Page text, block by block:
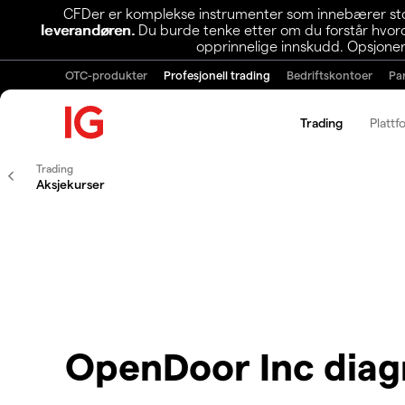
CFDer er komplekse instrumenter som innebærer
leverandøren.Du burde tenke etter om du forstår
opprinnelige innskudd.
OTC-produkter Profesjonell trading Bedriftskontoer
Trading
Trading
Aksjekurser
OpenDoor Inc